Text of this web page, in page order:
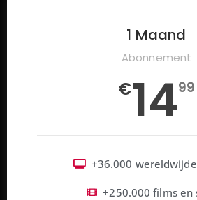
1 Maand
Abonnement
€1499
+36.000
+250.000 films en